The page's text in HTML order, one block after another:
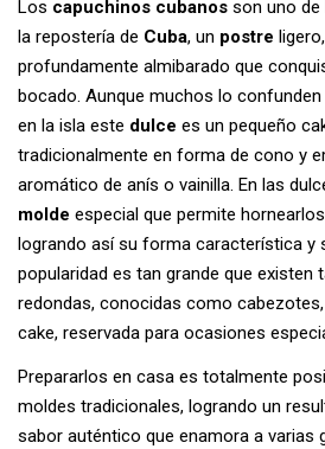
Los capuchinos cubanos son uno
la repostería de Cuba, un postre
profundamente almibarado que
bocado. Aunque muchos lo
en la isla este dulce es un pequeño
tradicionalmente en forma de cono y
aromático de anís o vainilla. En las
molde especial que permite
logrando así su forma característica y
popularidad es tan grande que existen
redondas, conocidas como
cake, reservada para ocasiones
Prepararlos en casa es totalmente
moldes tradicionales, logrando un
sabor auténtico que enamora a varias